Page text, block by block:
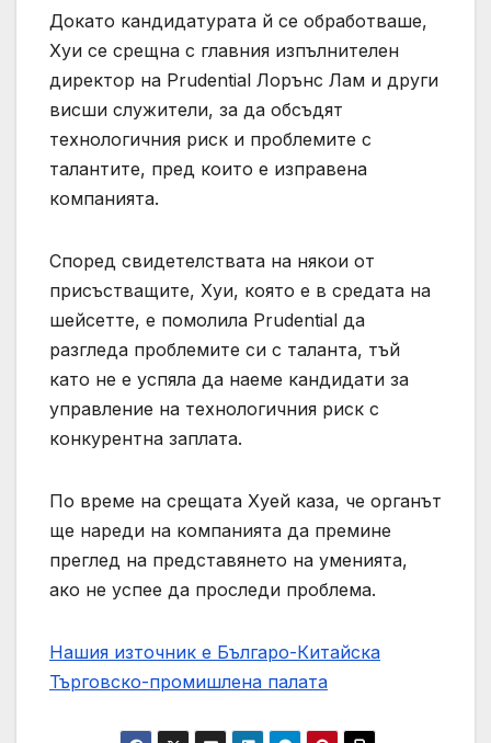
Докато кандидатурата й се обработваше,
Хуи се срещна с главния изпълнителен
директор на Prudential Лорънс Лам и други
висши служители, за да обсъдят
технологичния риск и проблемите с
талантите, пред които е изправена
компанията.
Според свидетелствата на някои от
присъстващите, Хуи, която е в средата на
шейсетте, е помолила Prudential да
разгледа проблемите си с таланта, тъй
като не е успяла да наеме кандидати за
управление на технологичния риск с
конкурентна заплата.
По време на срещата Хуей каза, че органът
ще нареди на компанията да премине
преглед на представянето на уменията,
ако не успее да проследи проблема.
Нашия източник е Българо-Китайска
Търговско-промишлена палaта